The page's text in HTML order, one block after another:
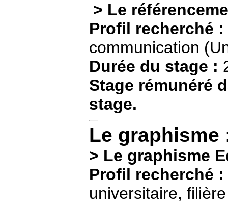
> Le
Profil recherché :
communication
Durée du stage :
Stage rémunéré
stage.
Le graphisme
> Le graphisme
Profil recherché :
universitaire,